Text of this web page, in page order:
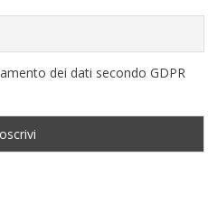
dei dati secondo GDPR